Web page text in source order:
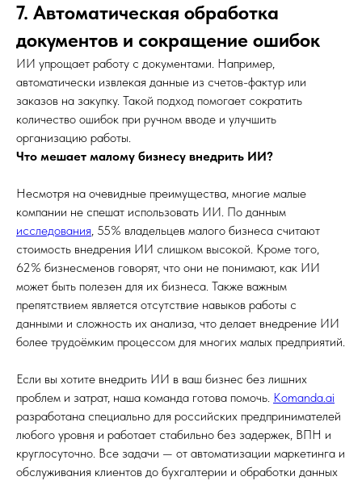
7. Автоматическая обработка
документов и сокращение ошибок
ИИ упрощает работу с документами. Например,
автоматически извлекая данные из счетов-фактур или
заказов на закупку. Такой подход помогает сократить
количество ошибок при ручном вводе и улучшить
организацию работы.
Что мешает малому бизнесу внедрить ИИ?
Несмотря на очевидные преимущества, многие малые
компании не спешат использовать ИИ. По данным
исследования, 55% владельцев малого бизнеса считают
стоимость внедрения ИИ слишком высокой. Кроме того,
62% бизнесменов говорят, что они не понимают, как ИИ
может быть полезен для их бизнеса. Также важным
препятствием является отсутствие навыков работы с
данными и сложность их анализа, что делает внедрение ИИ
более трудоёмким процессом для многих малых предприятий.
Если вы хотите внедрить ИИ в ваш бизнес без лишних
проблем и затрат, наша команда готова помочь. Komanda.ai
разработана специально для российских предпринимателей
любого уровня и работает стабильно без задержек, ВПН и
круглосуточно. Все задачи — от автоматизации маркетинга и
обслуживания клиентов до бухгалтерии и обработки данных